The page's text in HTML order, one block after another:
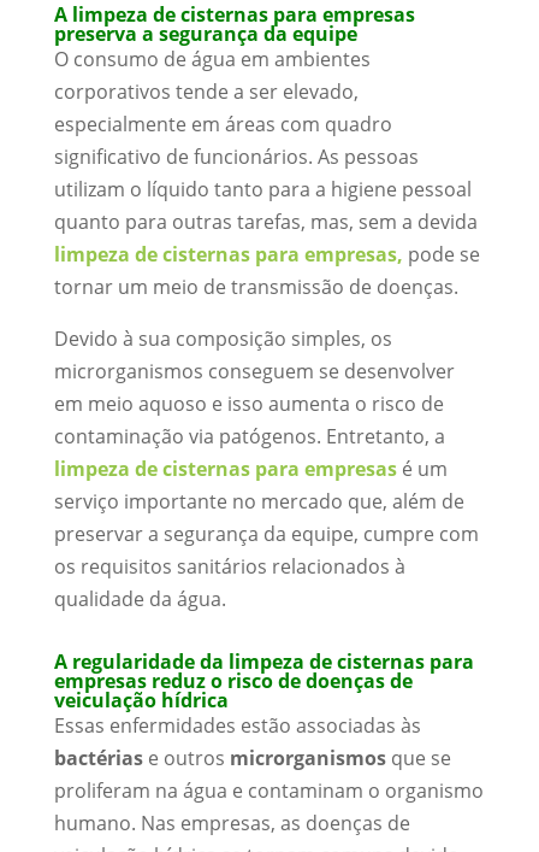
A limpeza de cisternas para empresas
preserva a segurança da equipe
O consumo de água em ambientes
corporativos tende a ser elevado,
especialmente em áreas com quadro
significativo de funcionários. As pessoas
utilizam o líquido tanto para a higiene pessoal
quanto para outras tarefas, mas, sem a devida
limpeza de cisternas para empresas, pode se
tornar um meio de transmissão de doenças.
Devido à sua composição simples, os
microrganismos conseguem se desenvolver
em meio aquoso e isso aumenta o risco de
contaminação via patógenos. Entretanto, a
limpeza de cisternas para empresasé um
serviço importante no mercado que, além de
preservar a segurança da equipe, cumpre com
os requisitos sanitários relacionados à
qualidade da água.
A regularidade da limpeza de cisternas para
empresas reduz o risco de doenças de
veiculação hídrica
Essas enfermidades estão associadas às
bactérias e outros microrganismos que se
proliferam na água e contaminam o organismo
humano. Nas empresas, as doenças de